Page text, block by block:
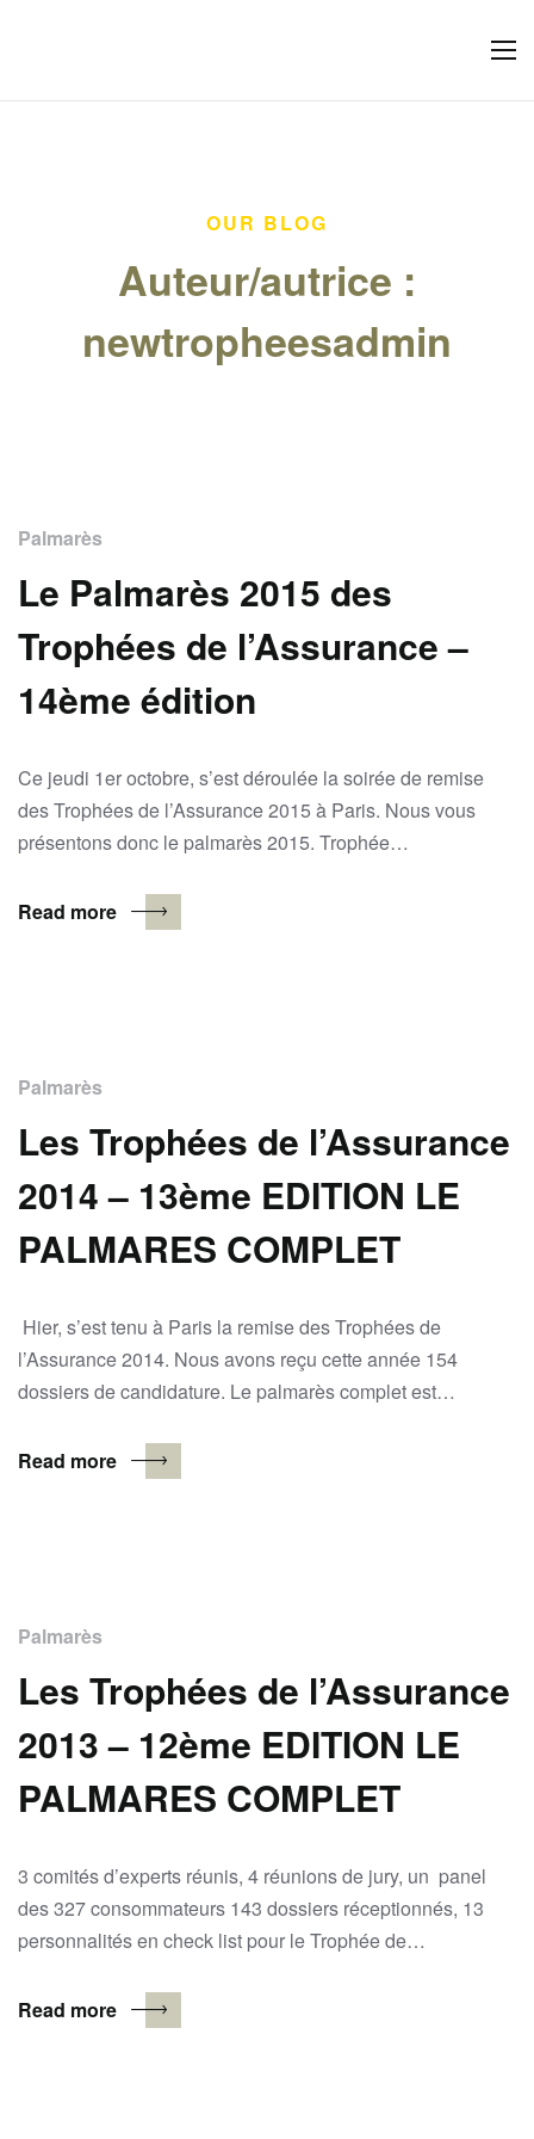
OUR BLOG
Auteur/autrice :
newtropheesadmin
Palmarès
Le Palmarès 2015 des
Trophées de l’Assurance –
14ème édition
Ce jeudi 1er octobre, s’est déroulée la soirée de remise
des Trophées de l’Assurance 2015 à Paris. Nous vous
présentons donc le palmarès 2015. Trophée…
Read more
Palmarès
Les Trophées de l’Assurance
2014 – 13ème EDITION LE
PALMARES COMPLET
Hier, s’est tenu à Paris la remise des Trophées de
l’Assurance 2014. Nous avons reçu cette année 154
dossiers de candidature. Le palmarès complet est…
Read more
Palmarès
Les Trophées de l’Assurance
2013 – 12ème EDITION LE
PALMARES COMPLET
3 comités d’experts réunis, 4 réunions de jury, un panel
des 327 consommateurs 143 dossiers réceptionnés, 13
personnalités en check list pour le Trophée de…
Read more